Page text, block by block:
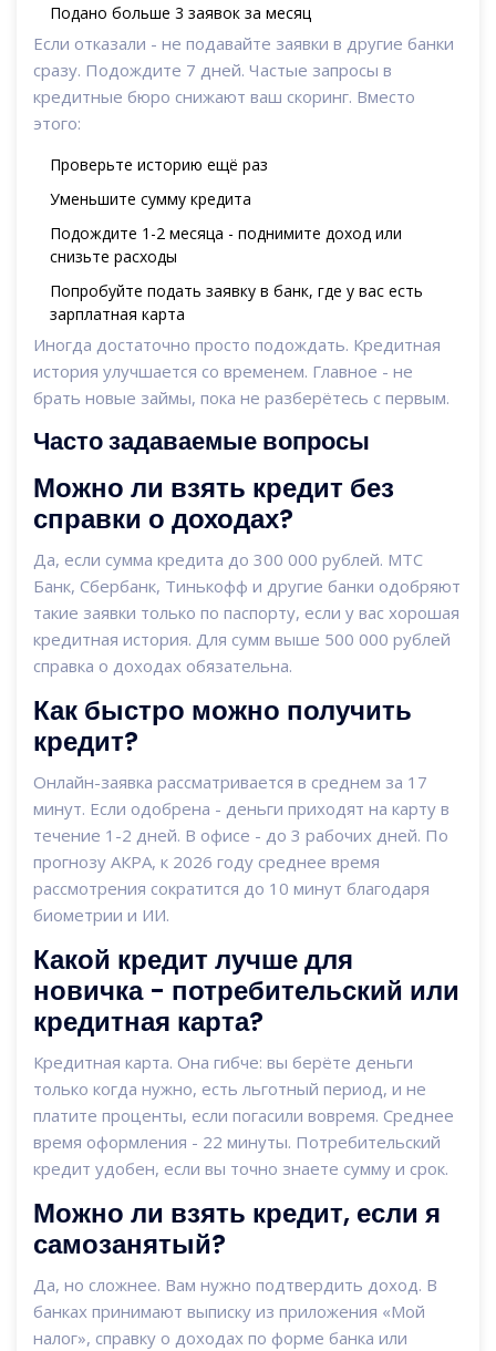
Подано больше 3 заявок за месяц
Если отказали - не подавайте заявки в другие банки
сразу. Подождите 7 дней. Частые запросы в
кредитные бюро снижают ваш скоринг. Вместо
этого:
Проверьте историю ещё раз
Уменьшите сумму кредита
Подождите 1-2 месяца - поднимите доход или
снизьте расходы
Попробуйте подать заявку в банк, где у вас есть
зарплатная карта
Иногда достаточно просто подождать. Кредитная
история улучшается со временем. Главное - не
брать новые займы, пока не разберётесь с первым.
Часто задаваемые вопросы
Можно ли взять кредит без
справки о доходах?
Да, если сумма кредита до 300 000 рублей. МТС
Банк, Сбербанк, Тинькофф и другие банки одобряют
такие заявки только по паспорту, если у вас хорошая
кредитная история. Для сумм выше 500 000 рублей
справка о доходах обязательна.
Как быстро можно получить
кредит?
Онлайн-заявка рассматривается в среднем за 17
минут. Если одобрена - деньги приходят на карту в
течение 1-2 дней. В офисе - до 3 рабочих дней. По
прогнозу АКРА, к 2026 году среднее время
рассмотрения сократится до 10 минут благодаря
биометрии и ИИ.
Какой кредит лучше для
новичка - потребительский или
кредитная карта?
Кредитная карта. Она гибче: вы берёте деньги
только когда нужно, есть льготный период, и не
платите проценты, если погасили вовремя. Среднее
время оформления - 22 минуты. Потребительский
кредит удобен, если вы точно знаете сумму и срок.
Можно ли взять кредит, если я
самозанятый?
Да, но сложнее. Вам нужно подтвердить доход. В
банках принимают выписку из приложения «Мой
налог», справку о доходах по форме банка или